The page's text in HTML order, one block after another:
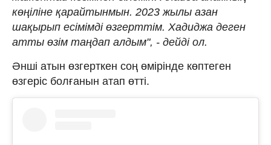
көңіліне қарайтынмын. 2023 жылы азан
шақырып есімімді өзгерттім. Хадиджа деген
атты өзім таңдап алдым", - дейді ол.
Әнші атын өзгерткен соң өмірінде көптеген
өзгеріс болғанын атап өтті.